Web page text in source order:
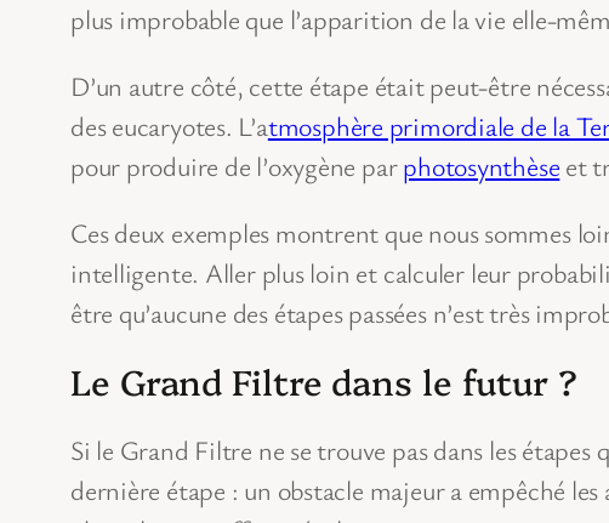
plus improbable que l’apparition de la vie elle-
D’un autre côté, cette étape était peut-être
des eucaryotes. L’atmosphère primordiale de la
pour produire de l’oxygène parphotosynthèse et
Ces deux exemples montrent que nous sommes
intelligente. Aller plus loin et calculer leur
être qu’aucune des étapes passées n’est très
Le Grand Filtre dans le futur ?
Si le Grand Filtre ne se trouve pas dans les
dernière étape : un obstacle majeur a empêché